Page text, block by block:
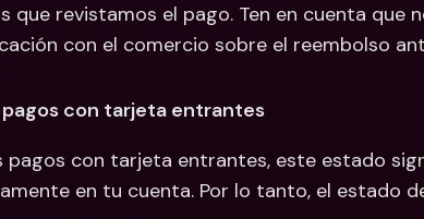
que revistamos el pago. Ten en cuenta que
con el comercio sobre el reembolso
pagos con tarjeta entrantes
pagos con tarjeta entrantes, este estado
en tu cuenta. Por lo tanto, el estado